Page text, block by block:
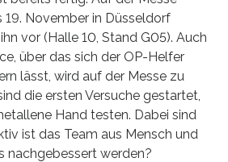
19. November in Düsseldorf
vor (Halle 10, Stand G05). Auch
über das sich der OP-Helfer
lässt, wird auf der Messe zu
die ersten Versuche gestartet,
Hand testen. Dabei sind
ist das Team aus Mensch und
nachgebessert werden?